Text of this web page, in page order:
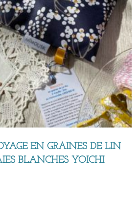
EN GRAINES DE LIN
BLANCHES YOICHI